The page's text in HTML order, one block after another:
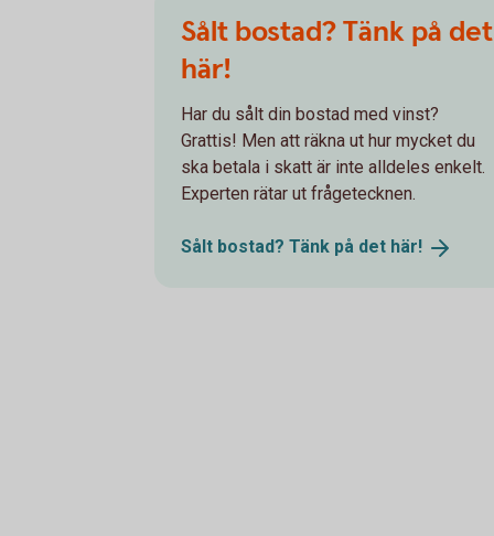
Sålt bostad? Tänk på det
här!
Har du sålt din bostad med vinst?
Grattis! Men att räkna ut hur mycket du
ska betala i skatt är inte alldeles enkelt.
Experten rätar ut frågetecknen.
Sålt bostad? Tänk på det här!